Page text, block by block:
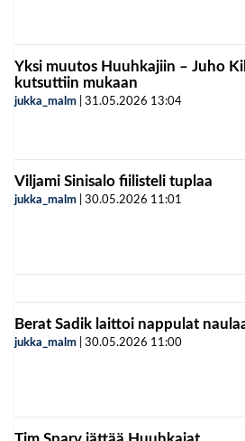
Yksi muutos Huuhkajiin – Juho
kutsuttiin mukaan
jukka_malm 31.05.2026 13:04
Viljami Sinisalo fiilisteli tuplaa
jukka_malm 30.05.2026 11:01
Berat Sadik laittoi nappulat
jukka_malm 30.05.2026 11:00